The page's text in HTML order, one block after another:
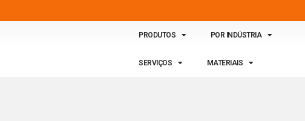
PRODUTOS POR INDÚSTRIA
SERVIÇOS MATERIAIS